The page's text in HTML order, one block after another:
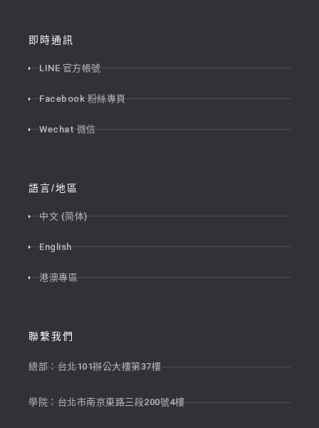
即時通訊
LINE 官方帳號
Facebook 粉絲專頁
Wechat 微信
語言/地區
中文 (简体)
English
港澳專區
聯繫我們
總部：台北101辦公大樓第37樓
學院：台北市南京東路三段200號4樓